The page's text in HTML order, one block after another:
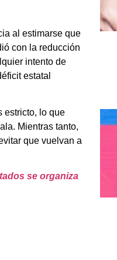
al estimarse que
con la reducción
intento de
estatal
estricto, lo que
Mientras tanto,
que vuelvan a
se organiza